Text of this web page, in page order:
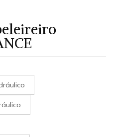
c/hidráulico